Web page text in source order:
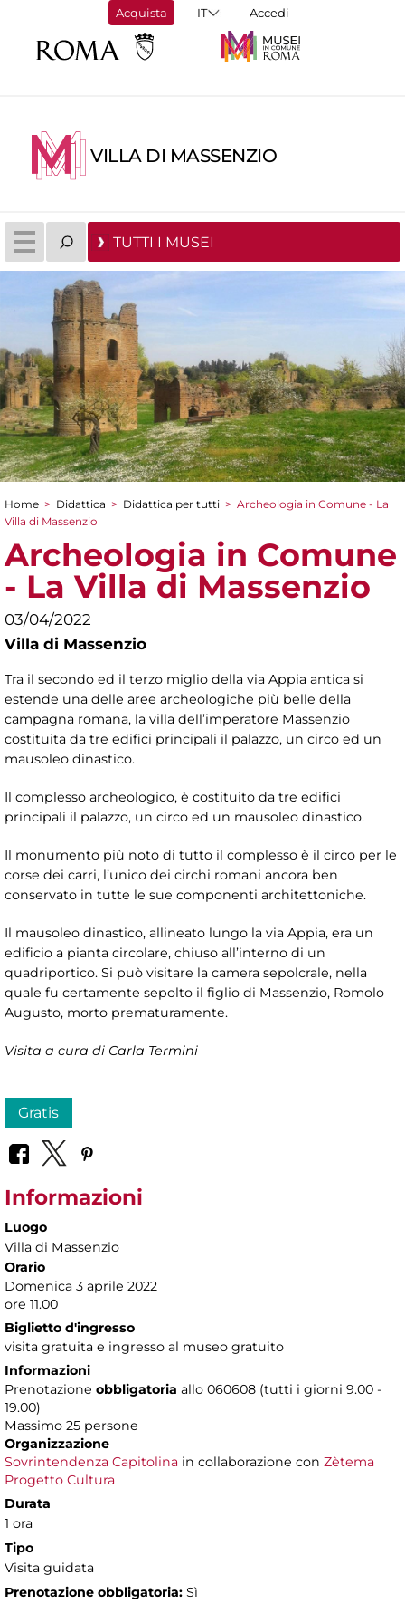
Acquista Accedi
VILLA DI MASSENZIO
TUTTI I MUSEI
Tu sei qui
Home > Didattica > Didattica per tutti > Archeologia in Comune - La
Villa di Massenzio
Archeologia in Comune
- La Villa di Massenzio
03/04/2022
Villa di Massenzio
Tra il secondo ed il terzo miglio della via Appia antica si
estende una delle aree archeologiche più belle della
campagna romana, la villa dell’imperatore Massenzio
costituita da tre edifici principali il palazzo, un circo ed un
mausoleo dinastico.
Il complesso archeologico, è costituito da tre edifici
principali il palazzo, un circo ed un mausoleo dinastico.
Il monumento più noto di tutto il complesso è il circo per le
corse dei carri, l’unico dei circhi romani ancora ben
conservato in tutte le sue componenti architettoniche.
Il mausoleo dinastico, allineato lungo la via Appia, era un
edificio a pianta circolare, chiuso all’interno di un
quadriportico. Si può visitare la camera sepolcrale, nella
quale fu certamente sepolto il figlio di Massenzio, Romolo
Augusto, morto prematuramente.
Visita a cura di Carla Termini
Gratis
Informazioni
Luogo
Villa di Massenzio
Orario
Domenica 3 aprile 2022
ore 11.00
Biglietto d'ingresso
visita gratuita e ingresso al museo gratuito
Informazioni
Prenotazione obbligatoria allo 060608 (tutti i giorni 9.00 -
19.00)
Massimo 25 persone
Organizzazione
Sovrintendenza Capitolina in collaborazione con Zètema
Progetto Cultura
Durata
1 ora
Tipo
Visita guidata
Prenotazione obbligatoria: Sì